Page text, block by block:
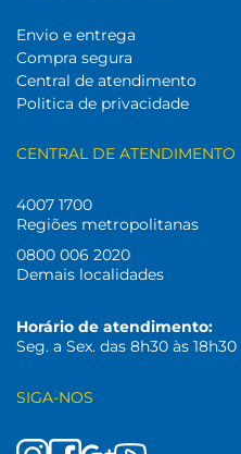
Envio e entrega
Compra segura
Central de atendimento
Politica de privacidade
CENTRAL DE ATENDIMENTO
4007 1700
Regiões metropolitanas
0800 006 2020
Demais localidades
Horário de atendimento:
Seg. a Sex. das 8h30 às 18h30
SIGA-NOS